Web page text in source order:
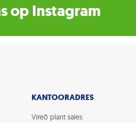
op Instagram
KANTOORADRES
Vireõ plant sales